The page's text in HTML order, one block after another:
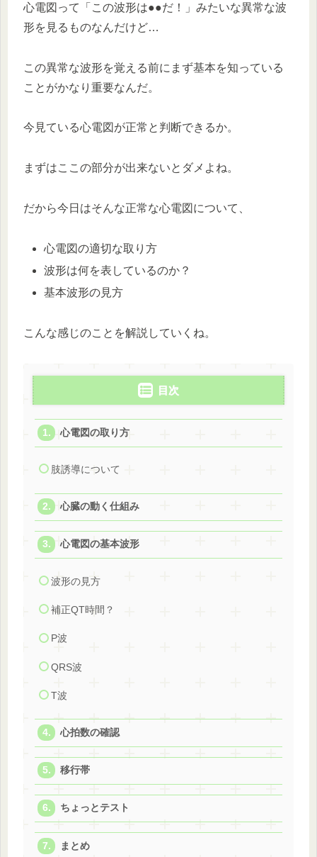
心電図って「この波形は●●だ！」みたいな異常な波
形を見るものなんだけど…
この異常な波形を覚える前にまず基本を知っている
ことがかなり重要なんだ。
今見ている心電図が正常と判断できるか。
まずはここの部分が出来ないとダメよね。
だから今日はそんな正常な心電図について、
心電図の適切な取り方
波形は何を表しているのか？
基本波形の見方
こんな感じのことを解説していくね。
目次
心電図の取り方
肢誘導について
心臓の動く仕組み
心電図の基本波形
波形の見方
補正QT時間？
P波
QRS波
T波
心拍数の確認
移行帯
ちょっとテスト
まとめ